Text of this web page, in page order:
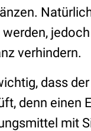
verhindern.
dass
denn einen
mit